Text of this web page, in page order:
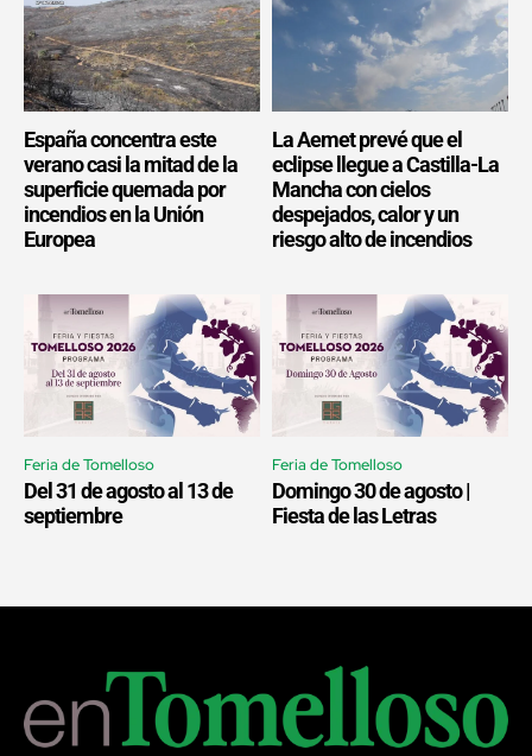
España concentra este
verano casi la mitad de la
superficie quemada por
incendios en la Unión
Europea
La Aemet prevé que el
eclipse llegue a Castilla-La
Mancha con cielos
despejados, calor y un
riesgo alto de incendios
Feria de Tomelloso
Del 31 de agosto al 13 de
septiembre
Feria de Tomelloso
Domingo 30 de agosto |
Fiesta de las Letras